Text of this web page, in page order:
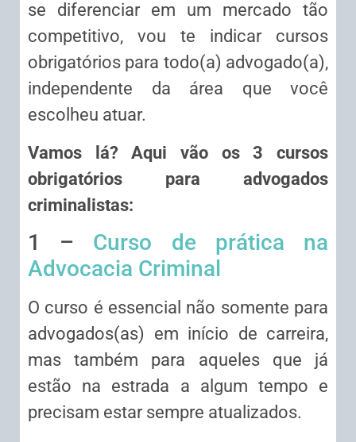
se diferenciar em um mercado tão
competitivo, vou te indicar cursos
obrigatórios para todo(a) advogado(a),
independente da área que você
escolheu atuar.
Vamos lá? Aqui vão os 3 cursos
obrigatórios para advogados
criminalistas:
1 – Curso de prática na
Advocacia Criminal
O curso é essencial não somente para
advogados(as) em início de carreira,
mas também para aqueles que já
estão na estrada a algum tempo e
precisam estar sempre atualizados.